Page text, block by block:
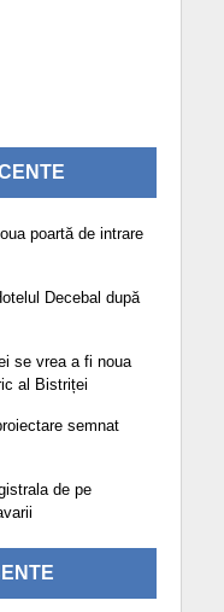
poartă de intrare
Decebal după
se vrea a fi noua
al Bistriței
semnat
de pe